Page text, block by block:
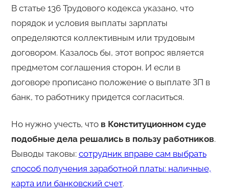
В статье 136 Трудового кодекса указано, что
порядок и условия выплаты зарплаты
определяются коллективным или трудовым
договором. Казалось бы, этот вопрос является
предметом соглашения сторон. И если в
договоре прописано положение о выплате ЗП в
банк, то работнику придется согласиться.
Но нужно учесть, что в Конституционном суде
подобные дела решались в пользу работников.
Выводы таковы: сотрудник вправе сам выбрать
способ получения заработной платы: наличные,
карта или банковский счет.